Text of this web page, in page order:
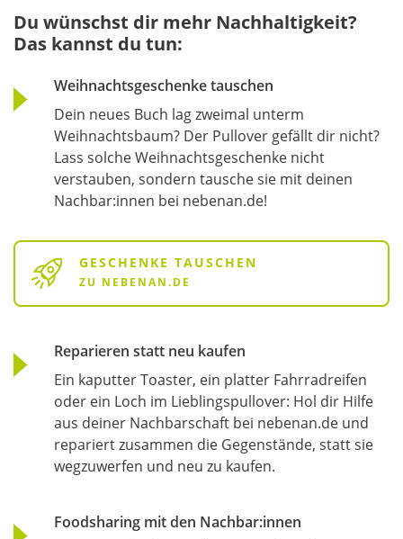
Du wünschst dir mehr Nachhaltigkeit?
Das kannst du tun:
Weihnachtsgeschenke tauschen
Dein neues Buch lag zweimal unterm
Weihnachtsbaum? Der Pullover gefällt dir nicht?
Lass solche Weihnachtsgeschenke nicht
verstauben, sondern tausche sie mit deinen
Nachbar:innen bei nebenan.de!
GESCHENKE TAUSCHEN
ZU NEBENAN.DE
Reparieren statt neu kaufen
Ein kaputter Toaster, ein platter Fahrradreifen
oder ein Loch im Lieblingspullover: Hol dir Hilfe
aus deiner Nachbarschaft bei nebenan.de und
repariert zusammen die Gegenstände, statt sie
wegzuwerfen und neu zu kaufen.
Foodsharing mit den Nachbar:innen